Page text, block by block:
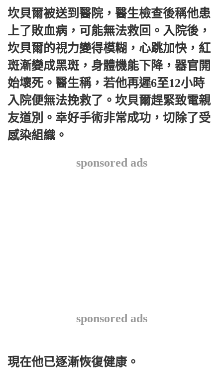
坎貝爾被送到醫院，醫生檢查後稱他患
上了敗血病，可能無法救回。入院後，
坎貝爾的視力變得模糊，心跳加快，紅
斑漸變成黑斑，身體機能下降，器官開
始壞死。醫生稱，若他再遲6至12小時
入院便無法挽救了。坎貝爾趕緊致電親
友道別。幸好手術非常成功，切除了受
感染組織。
sponsored ads
sponsored ads
現在他已逐漸恢復健康。